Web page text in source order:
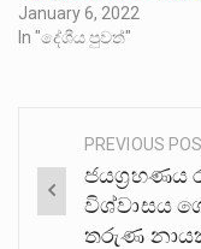
January 6, 2022
In "දේශීය පුවත්"
Post
navigation
PREVIOUS
ජයග්‍රහණය
විශ්වාසය
තරුණ